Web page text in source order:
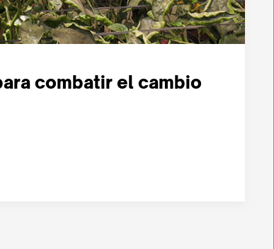
combatir el cambio